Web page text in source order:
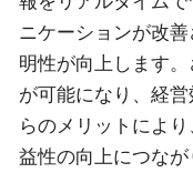
ニケーションが改
明性が向上します
が可能になり、経
らのメリットによ
益性の向上につなが